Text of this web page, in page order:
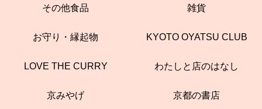
その他食品 雑貨
お守り・縁起物 KYOTO OYATSU CLUB
LOVE THE CURRY わたしと店のはなし
京みやげ 京都の書店